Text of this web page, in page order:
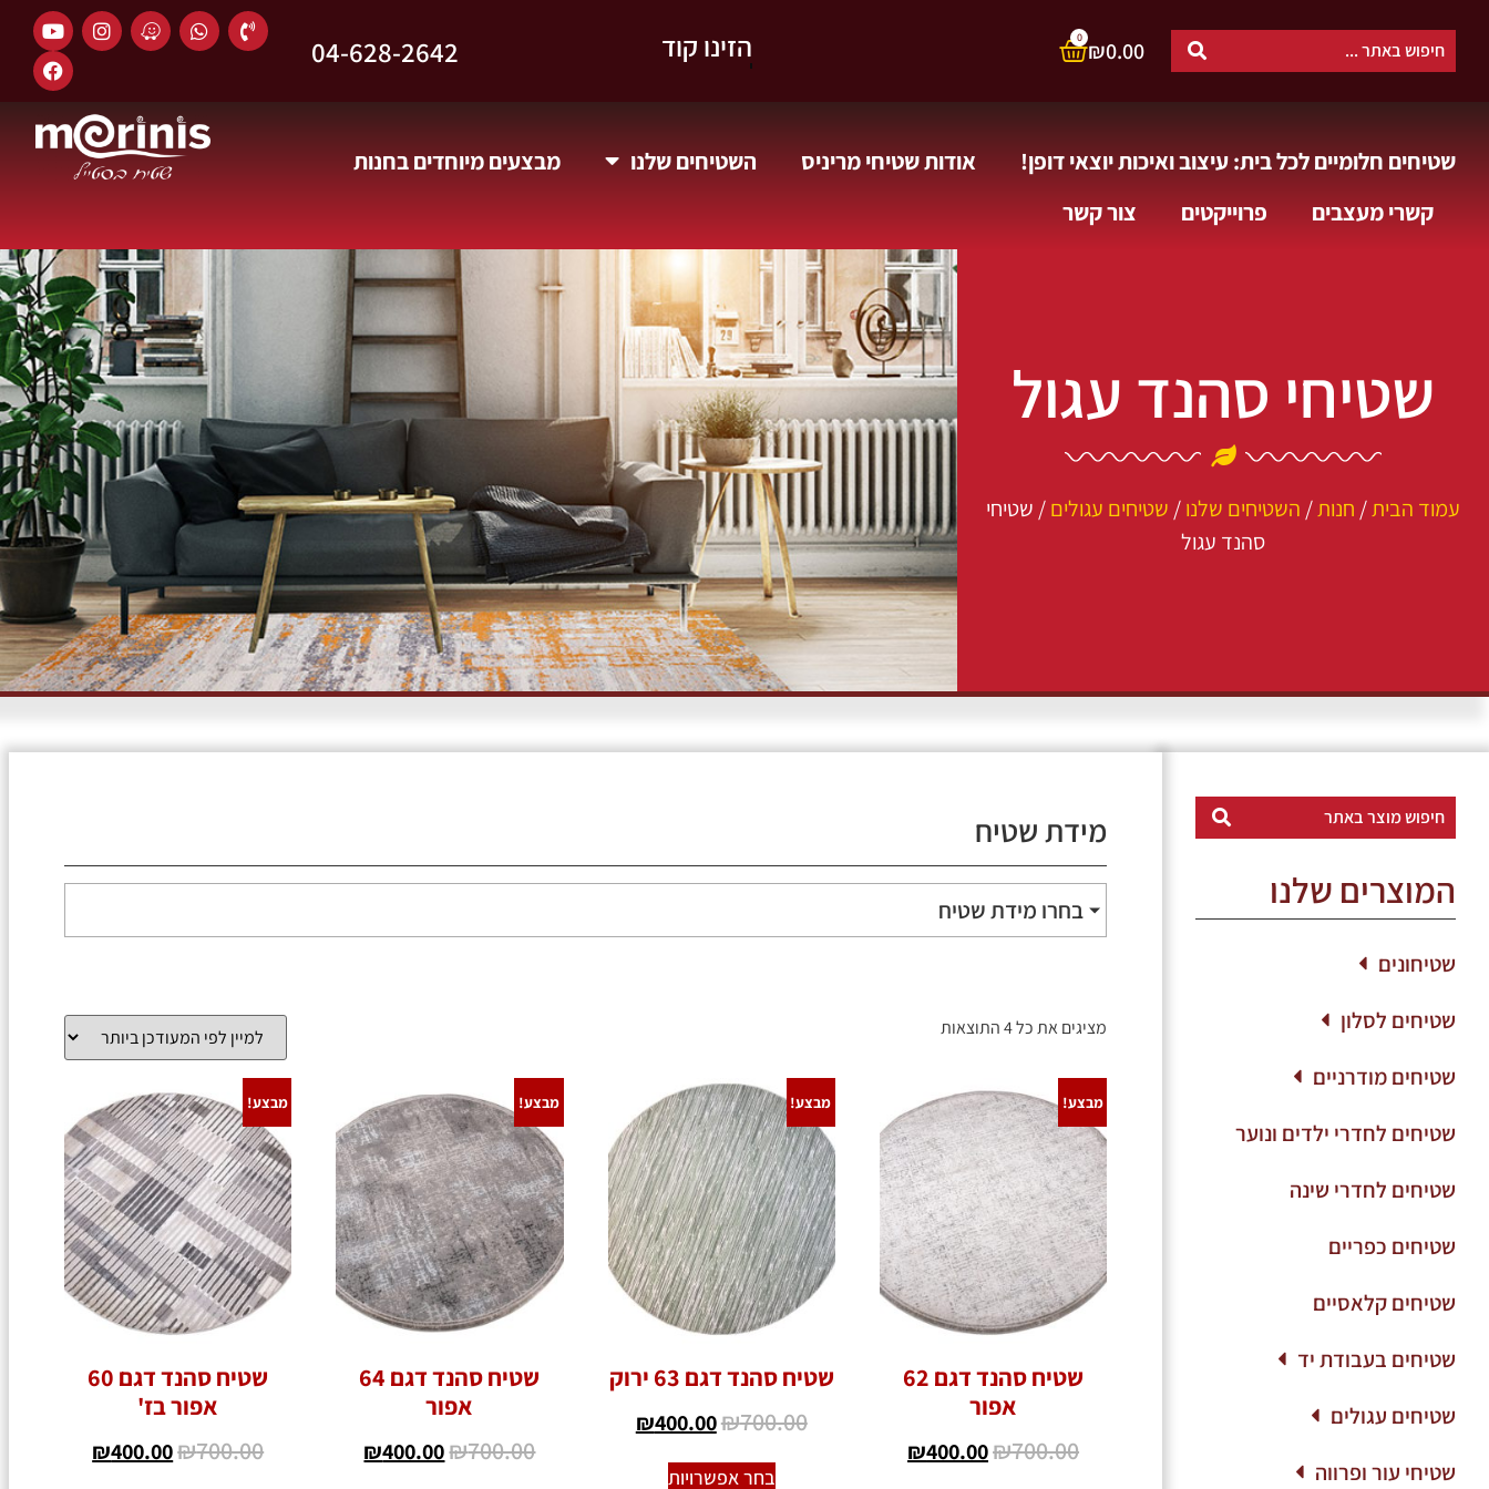
₪0.00
0 וקבלו 10% הנחה. 04-628-2642
שטיחים חלומיים לכל בית: עיצוב ואיכות יוצאי דופן! אודות שטיחי מריניס השטיחים שלנו
מבצעים מיוחדים בחנות
קשרי מעצבים
פרוייקטים צור קשר
שטיחי סהנד עגול
עמוד הבית/ חנות/ השטיחים שלנו/ שטיחים עגולים/ שטיחי
סהנד עגול
המוצרים שלנו
שטיחונים
שטיחים לסלון
שטיחים מודרניים
שטיחים לחדרי ילדים ונוער
שטיחים לחדרי שינה
שטיחים כפריים
שטיחים קלאסיים
שטיחים בעבודת יד
שטיחים עגולים
שטיחי עור ופרווה
מידת שטיח
בחרו מידת שטיח
מציגים את כל ⁦4⁩ התוצאות
מבצע!
שטיח סהנד דגם 62
אפור
₪700.00
₪400.00
מבצע!
שטיח סהנד דגם 63 ירוק
₪700.00
₪400.00
בחר אפשרויות
מבצע!
שטיח סהנד דגם 64
אפור
₪700.00
₪400.00
מבצע!
שטיח סהנד דגם 60
אפור בז'
₪700.00
₪400.00